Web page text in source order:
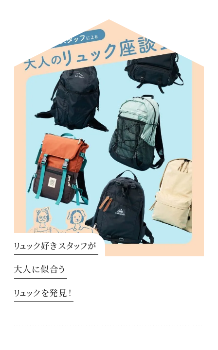
リュック好きスタッフが
大人に似合う
リュックを発見！